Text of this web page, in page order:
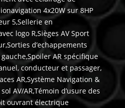
4x20W sur 8HP
5,Sellerie en
logo R,Sièges AV Sport
d’echappements
AR spécifique
conducteur et passager,
AR,Système Navigation &
AV/AR,Témoin d’usure des
ouvrant électrique